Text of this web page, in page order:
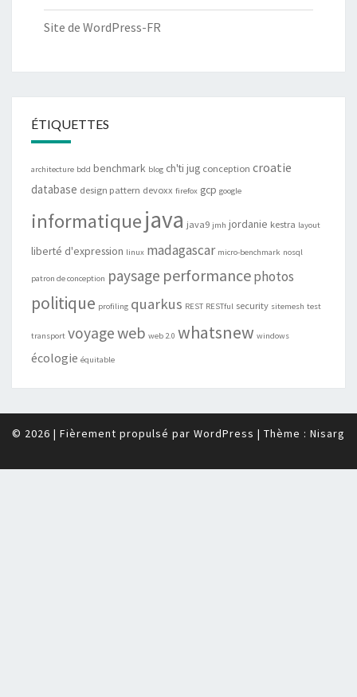
Site de WordPress-FR
ÉTIQUETTES
architecture bdd benchmark blog ch'ti jug conception croatie
database design pattern devoxx firefox gcp google
informatiquejava java9 jmh jordanie kestra layout
liberté d'expression linux madagascar micro-benchmark nosql
patron de conception paysage performancephotos
politique profiling quarkus REST RESTful security sitemesh test
transport voyageweb web 2.0 whatsnew windows
écologie équitable
© 2026 | Fièrement propulsé par WordPress | Thème : Nisarg